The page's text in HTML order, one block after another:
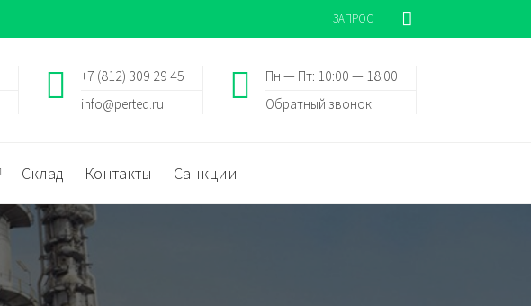
ЗАПРОС
Пн — Пт: 10:00 — 18:00
Обратный звонок
+7 (812) 309 29 45
info@perteq.ru
Склад Контакты Санкции